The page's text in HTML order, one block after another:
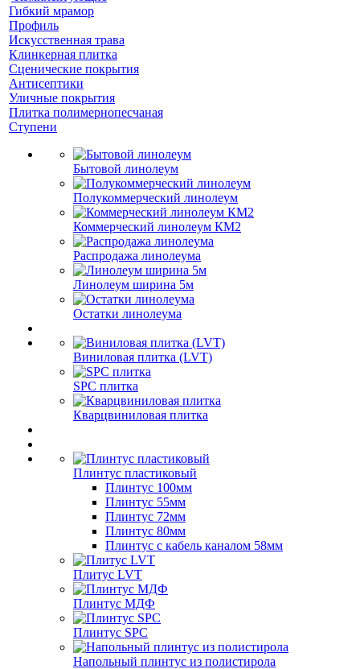
Гибкий мрамор
Профиль
Искусственная трава
Клинкерная плитка
Сценические покрытия
Антисептики
Уличные покрытия
Плитка полимернопесчаная
Ступени
Бытовой линолеум
Полукоммерческий линолеум
Коммерческий линолеум КМ2
Распродажа линолеума
Линолеум ширина 5м
Остатки линолеума
Виниловая плитка (LVT)
SPC плитка
Кварцвиниловая плитка
Плинтус пластиковый
Плинтус 100мм
Плинтус 55мм
Плинтус 72мм
Плинтус 80мм
Плинтус с кабель каналом 58мм
Плитус LVT
Плинтус МДФ
Плинтус SPC
Напольный плинтус из полистирола